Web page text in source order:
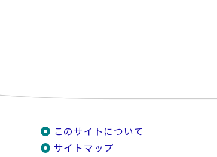
このサイトについて
サイトマップ